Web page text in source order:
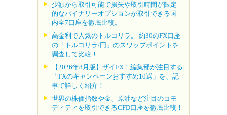
少額から取引可能で損失や取引時間が限定
的なバイナリーオプションが取引できる国
内全7口座を徹底比較。
高金利で人気のトルコリラ。 約30のFX口座
の「トルコリラ/円」のスワップポイントを
調査して比較！
【2026年8月版】ザイFX！編集部が注目する
「FXのキャンペーンおすすめ10選」を、記
事で詳しく紹介！
世界の株価指数や金、原油など注目のコモ
ディティを取引できるCFD口座を徹底比較！